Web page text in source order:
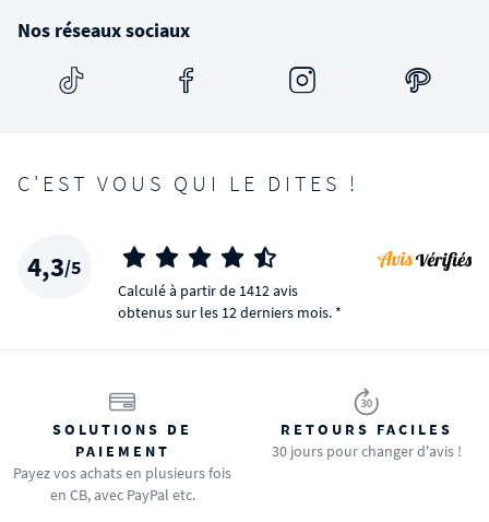
Nos réseaux sociaux
C'EST VOUS QUI LE DITES !
4,3/5
Calculé à partir de 1412 avis
obtenus sur les 12 derniers mois. *
SOLUTIONS DE
PAIEMENT
Payez vos achats en plusieurs fois
en CB, avec PayPal etc.
RETOURS FACILES
30 jours pour changer d'avis !